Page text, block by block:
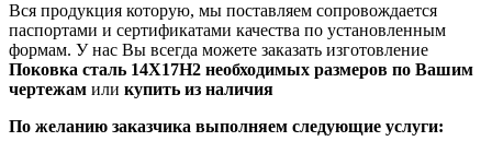
Вся продукция которую, мы поставляем сопровождается
паспортами и сертификатами качества по установленным
формам. У нас Вы всегда можете заказать изготовление
Поковка сталь 14Х17Н2 необходимых размеров по Вашим
чертежам или купить из наличия
По желанию заказчика выполняем следующие услуги: